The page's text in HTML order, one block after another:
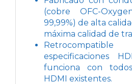
(cobre OFC-
99,99%) de alta
máxima calidad de
especificaciones
funciona con
HDMI existentes.